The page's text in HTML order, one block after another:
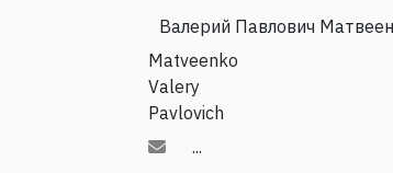
Валерий Павлович
Matveenko
Valery
Pavlovich
...